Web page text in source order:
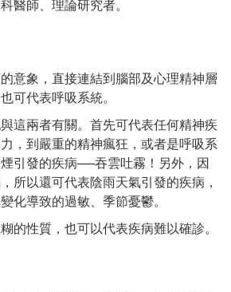
醫師、理論研究者。
意象，直接連結到腦部及心理精神層
可代表呼吸系統。
這兩者有關。首先可代表任何精神疾
，到嚴重的精神瘋狂，或者是呼吸系
引發的疾病──吞雲吐霧！另外，因
所以還可代表陰雨天氣引發的疾病，
化導致的過敏、季節憂鬱。
的性質，也可以代表疾病難以確診。